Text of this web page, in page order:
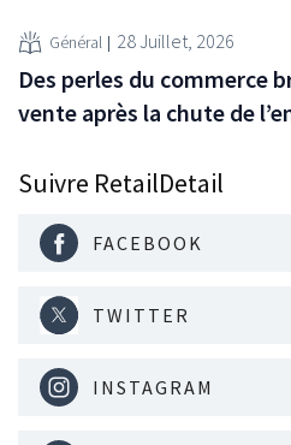
Général 28 Juillet, 2026
Des perles du commerce
vente après la chute de
Suivre RetailDetail
FACEBOOK
TWITTER
INSTAGRAM